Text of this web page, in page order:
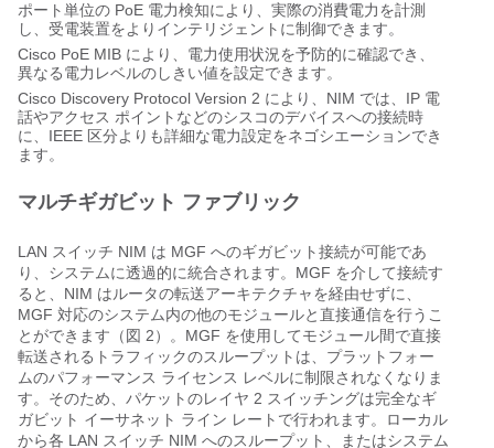
ポート単位の PoE 電力検知により、実際の消費電力を計測
し、受電装置をよりインテリジェントに制御できます。
Cisco PoE MIB により、電力使用状況を予防的に確認でき、
異なる電力レベルのしきい値を設定できます。
Cisco Discovery Protocol Version 2 により、NIM では、IP 電
話やアクセス ポイントなどのシスコのデバイスへの接続時
に、IEEE 区分よりも詳細な電力設定をネゴシエーションでき
ます。
マルチギガビット ファブリック
LAN スイッチ NIM は MGF へのギガビット接続が可能であ
り、システムに透過的に統合されます。MGF を介して接続す
ると、NIM はルータの転送アーキテクチャを経由せずに、
MGF 対応のシステム内の他のモジュールと直接通信を行うこ
とができます（図 2）。MGF を使用してモジュール間で直接
転送されるトラフィックのスループットは、プラットフォー
ムのパフォーマンス ライセンス レベルに制限されなくなりま
す。そのため、パケットのレイヤ 2 スイッチングは完全なギ
ガビット イーサネット ライン レートで行われます。ローカル
から各 LAN スイッチ NIM へのスループット、またはシステム